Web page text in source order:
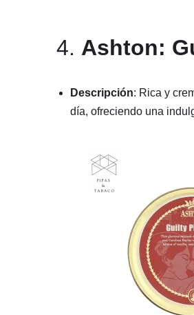
4. Ashton:
Descripción: Rica y
día, ofreciendo una